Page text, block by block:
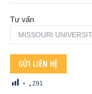
Tư vấn
291